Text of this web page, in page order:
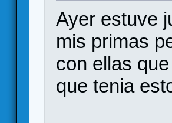
Ayer estuve
mis primas
con ellas
que tenia